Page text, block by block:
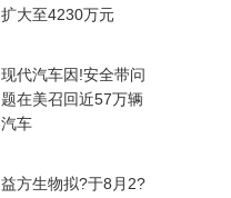
扩大至4230万元
现代汽车因!安全带问
题在美召回近57万辆
汽车
益方生物拟?于8月2?